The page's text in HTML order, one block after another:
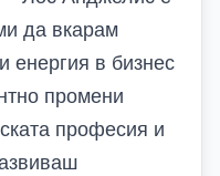
да вкарам
енергия в бизнес
промени
професия и